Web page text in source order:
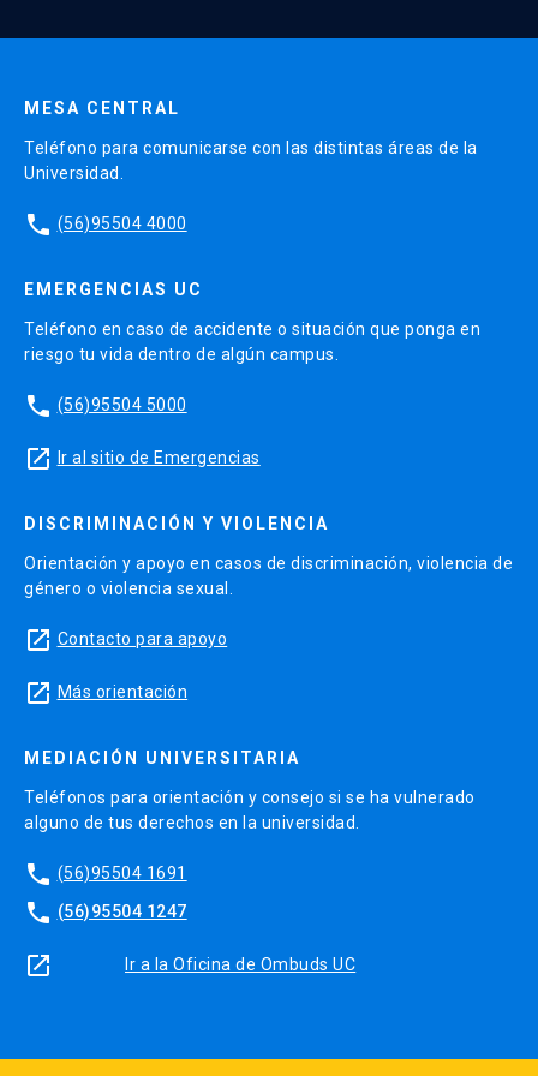
MESA CENTRAL
Teléfono para comunicarse con las distintas áreas de la
Universidad.
phone (56)95504 4000
EMERGENCIAS UC
Teléfono en caso de accidente o situación que ponga en
riesgo tu vida dentro de algún campus.
phone (56)95504 5000
launch Ir al sitio de Emergencias
DISCRIMINACIÓN Y VIOLENCIA
Orientación y apoyo en casos de discriminación, violencia de
género o violencia sexual.
launch Contacto para apoyo
launch Más orientación
MEDIACIÓN UNIVERSITARIA
Teléfonos para orientación y consejo si se ha vulnerado
alguno de tus derechos en la universidad.
phone (56)95504 1691
phone (56)95504 1247
launch Ir a la Oficina de Ombuds UC